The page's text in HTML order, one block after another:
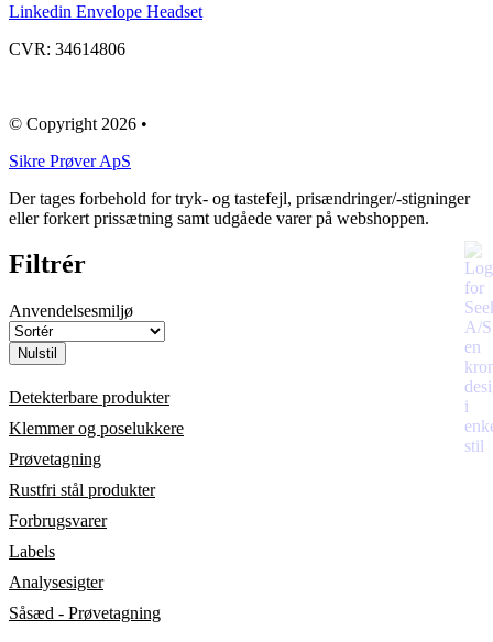
Linkedin Envelope Headset
CVR: 34614806
© Copyright 2026 •
​Sikre Prøver ApS
Der tages forbehold for tryk- og tastefejl, prisændringer/-stigninger
eller forkert prissætning samt udgåede varer på webshoppen.
Filtrér
Anvendelsesmiljø
Nulstil
Detekterbare produkter
Klemmer og poselukkere
Prøvetagning
Rustfri stål produkter
Forbrugsvarer
Labels
Analysesigter
Såsæd - Prøvetagning